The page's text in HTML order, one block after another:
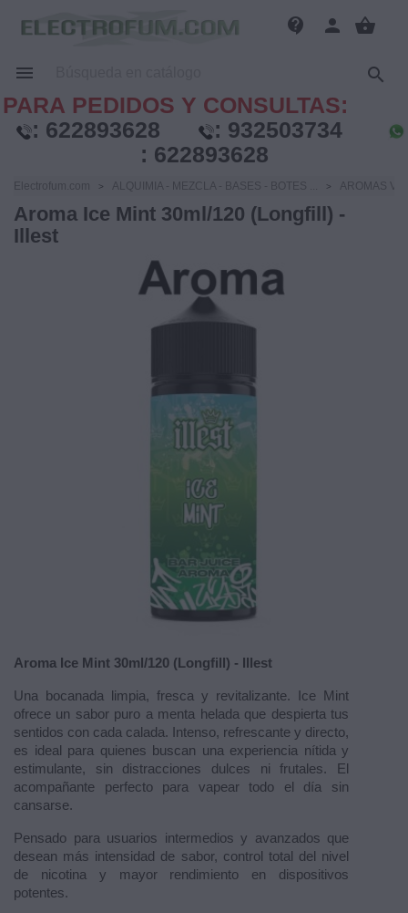
contact_support person shopping_basket
 
PARA PEDIDOS Y CONSULTAS:
: 622893628 : 932503734
: 622893628
Electrofum.com ALQUIMIA - MEZCLA - BASES - BOTES ... AROMAS
Aroma Ice Mint 30ml/120 (Longfill) -
Illest
Aroma Ice Mint 30ml/120 (Longfill) - Illest
Una bocanada limpia, fresca y revitalizante. Ice Mint
ofrece un sabor puro a menta helada que despierta tus
sentidos con cada calada. Intenso, refrescante y directo,
es ideal para quienes buscan una experiencia nítida y
estimulante, sin distracciones dulces ni frutales. El
acompañante perfecto para vapear todo el día sin
cansarse.
Pensado para usuarios intermedios y avanzados que
desean más intensidad de sabor, control total del nivel
de nicotina y mayor rendimiento en dispositivos
potentes.